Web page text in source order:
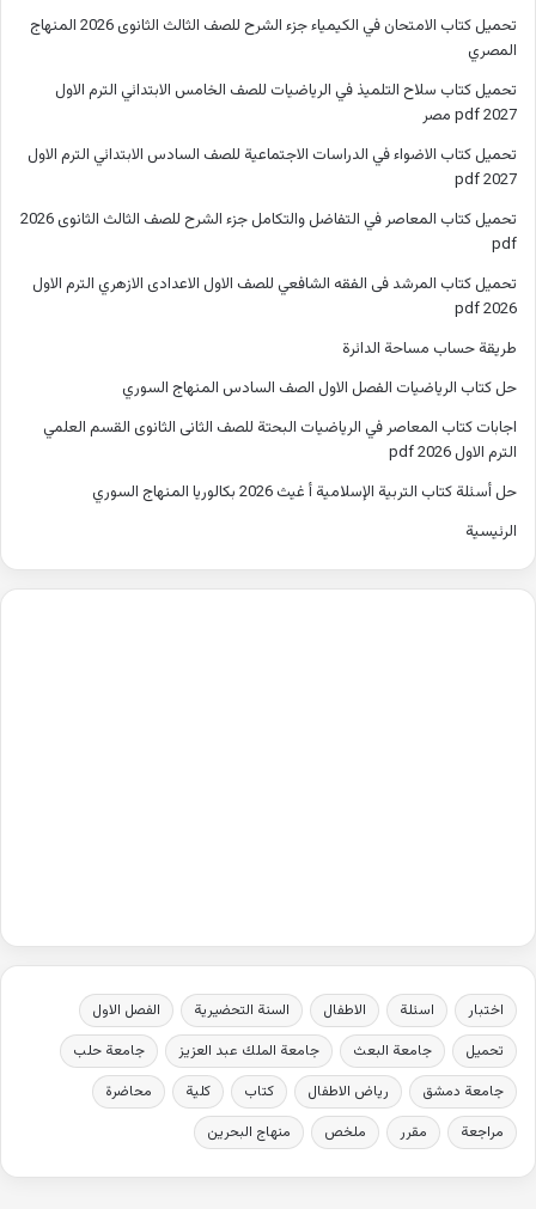
تحميل كتاب الامتحان في الكيمياء جزء الشرح للصف الثالث الثانوى 2026 المنهاج
المصري
تحميل كتاب سلاح التلميذ في الرياضيات للصف الخامس الابتدائي الترم الاول
2027 pdf مصر
تحميل كتاب الاضواء في الدراسات الاجتماعية للصف السادس الابتدائي الترم الاول
2027 pdf
تحميل كتاب المعاصر في التفاضل والتكامل جزء الشرح للصف الثالث الثانوى 2026
pdf
تحميل كتاب المرشد فى الفقه الشافعي للصف الاول الاعدادى الازهري الترم الاول
2026 pdf
طريقة حساب مساحة الدائرة
حل كتاب الرياضيات الفصل الاول الصف السادس المنهاج السوري
اجابات كتاب المعاصر في الرياضيات البحتة للصف الثانى الثانوى القسم العلمي
الترم الاول 2026 pdf
حل أسئلة كتاب التربية الإسلامية أ غيث 2026 بكالوريا المنهاج السوري
الرئيسية
اختبار اسئلة الاطفال السنة التحضيرية
الفصل الاول
تحميل
جامعة البعث جامعة الملك عبد العزيز
جامعة حلب
جامعة دمشق
رياض الاطفال كتاب كلية
محاضرة
مراجعة
مقرر ملخص منهاج البحرين